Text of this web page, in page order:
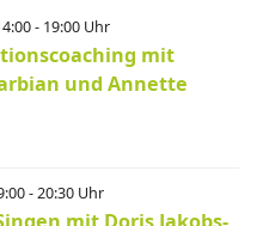
- 19:00 Uhr
mit
und Annette
- 20:30 Uhr